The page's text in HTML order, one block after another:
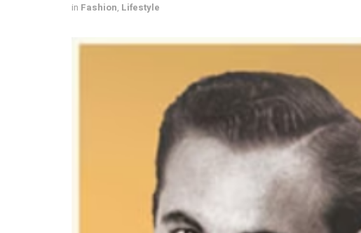
in Fashion, Lifestyle